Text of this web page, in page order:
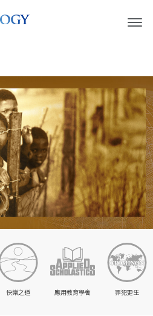
快樂之道
應用教育學會 罪犯更生